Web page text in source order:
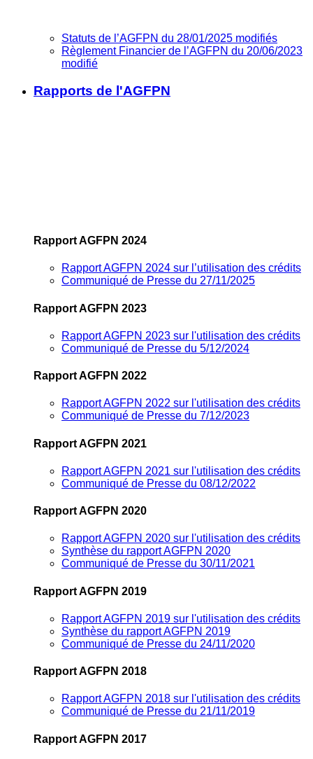
Statuts de l’AGFPN du 28/01/2025 modifiés
Règlement Financier de l’AGFPN du 20/06/2023
modifié
Rapports de l'AGFPN
Rapport AGFPN 2024
Rapport AGFPN 2024 sur l’utilisation des crédits
Communiqué de Presse du 27/11/2025
Rapport AGFPN 2023
Rapport AGFPN 2023 sur l'utilisation des crédits
Communiqué de Presse du 5/12/2024
Rapport AGFPN 2022
Rapport AGFPN 2022 sur l'utilisation des crédits
Communiqué de Presse du 7/12/2023
Rapport AGFPN 2021
Rapport AGFPN 2021 sur l'utilisation des crédits
Communiqué de Presse du 08/12/2022
Rapport AGFPN 2020
Rapport AGFPN 2020 sur l'utilisation des crédits
Synthèse du rapport AGFPN 2020
Communiqué de Presse du 30/11/2021
Rapport AGFPN 2019
Rapport AGFPN 2019 sur l'utilisation des crédits
Synthèse du rapport AGFPN 2019
Communiqué de Presse du 24/11/2020
Rapport AGFPN 2018
Rapport AGFPN 2018 sur l'utilisation des crédits
Communiqué de Presse du 21/11/2019
Rapport AGFPN 2017